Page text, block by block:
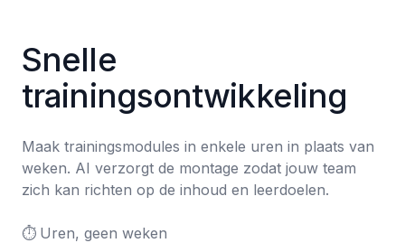
Snelle
trainingsontwikkeling
Maak trainingsmodules in enkele uren in plaats van
weken. AI verzorgt de montage zodat jouw team
zich kan richten op de inhoud en leerdoelen.
⏱️	Uren, geen weken